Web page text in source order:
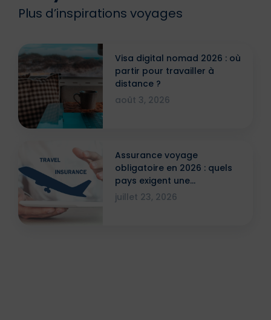
Plus d’inspirations voyages
Visa digital nomad 2026 : où
partir pour travailler à
distance ?
août 3, 2026
Assurance voyage
obligatoire en 2026 : quels
pays exigent une
attestation ?
juillet 23, 2026